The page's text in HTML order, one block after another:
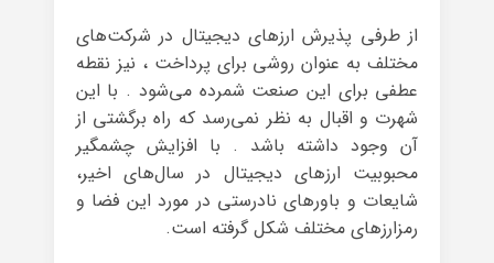
از طرفی پذیرش ارزهای دیجیتال در شرکت‌های
مختلف به عنوان روشی برای پرداخت ، نیز نقطه
عطفی برای این صنعت شمرده می‌شود . با این
شهرت و اقبال به نظر نمی‌رسد که راه برگشتی از
آن وجود داشته باشد . با افزایش چشمگیر
محبوبیت ارزهای دیجیتال در سال‌های اخیر،
شایعات و باورهای نادرستی در مورد این فضا و
رمزارزهای مختلف شکل گرفته‌ است.